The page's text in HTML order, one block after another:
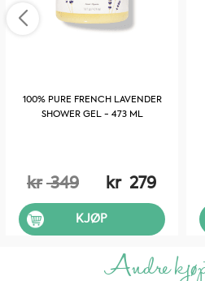
100% PURE FRENCH LAVENDER
SHOWER GEL - 473 ML
kr349 kr 279
KJØP
Andre